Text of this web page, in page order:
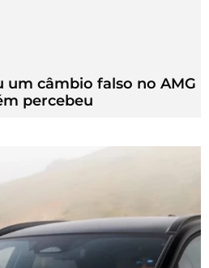
um câmbio falso no AMG
percebeu